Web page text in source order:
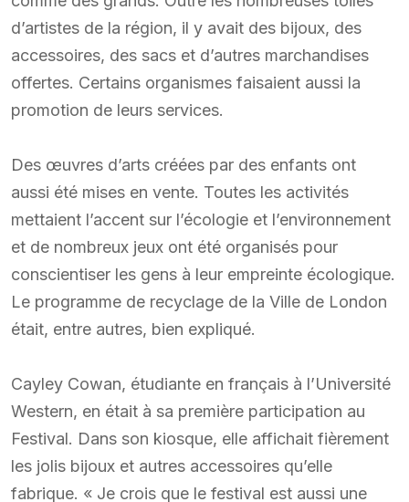
d’artistes de la région, il y avait des bijoux, des
accessoires, des sacs et d’autres marchandises
offertes. Certains organismes faisaient aussi la
promotion de leurs services.
Des œuvres d’arts créées par des enfants ont
aussi été mises en vente. Toutes les activités
mettaient l’accent sur l’écologie et l’environnement
et de nombreux jeux ont été organisés pour
conscientiser les gens à leur empreinte écologique.
Le programme de recyclage de la Ville de London
était, entre autres, bien expliqué.
Cayley Cowan, étudiante en français à l’Université
Western, en était à sa première participation au
Festival. Dans son kiosque, elle affichait fièrement
les jolis bijoux et autres accessoires qu’elle
fabrique. « Je crois que le festival est aussi une